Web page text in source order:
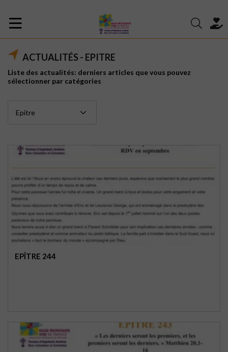
ACTUALITÉS - EPITRE
Liste des actualités: derniers articles que vous pouvez
sélectionner par catégories
EPÎTRE 244